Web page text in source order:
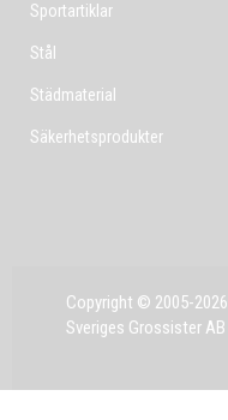
Sportartiklar
Stål
Städmaterial
Säkerhetsprodukter
Copyright © 2005-2026
Sveriges Grossister AB